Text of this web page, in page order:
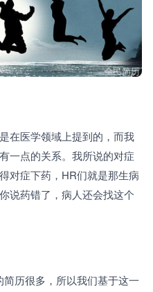
医学领域上提到的，而我
一点的关系。我所说的对症
对症下药，HR们就是那生病
说药错了，病人还会找这个
历很多，所以我们基于这一